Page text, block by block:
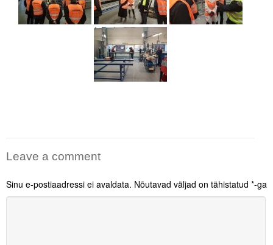
Incoterms® 2020
Leave a comment
Sinu e-postiaadressi ei avaldata. Nõutavad väljad on tähistatud *-ga